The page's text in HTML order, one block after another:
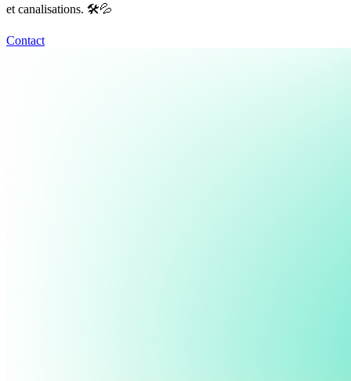
et canalisations. 🛠️💦
Contact